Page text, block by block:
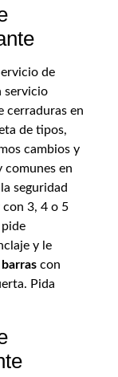
de
servicio
cerraduras en
de tipos,
cambios y
comunes en
seguridad
con 3, 4 o 5
pide
y le
con
Pida